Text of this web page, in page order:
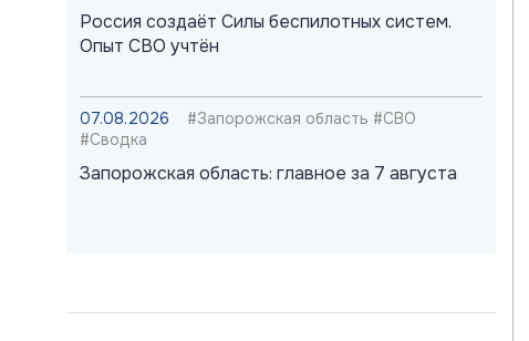
Россия создаёт Силы беспилотных систем.
Опыт СВО учтён
07.08.2026
#Запорожская область #СВО
#Сводка
Запорожская область: главное за 7 августа